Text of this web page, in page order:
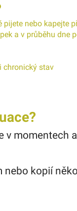
pijete nebo kapejte
a v průběhu dne
chronický stav
kopií